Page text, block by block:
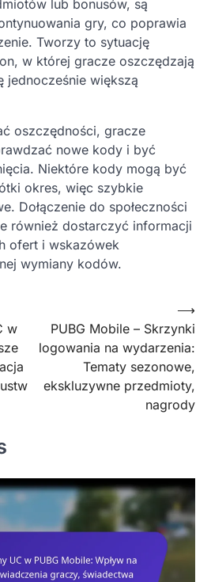
lub bonusów, są
gry, co poprawia
Tworzy to sytuację
w której gracze oszczędzają
jednocześnie większą
oszczędności, gracze
nowe kody i być
Niektóre kody mogą być
okres, więc szybkie
Dołączenie do społeczności
również dostarczyć informacji
ofert i wskazówek
wymiany kodów.
w
PUBG Mobile – Skrzynki
logowania na wydarzenia:
Tematy sezonowe,
ekskluzywne przedmioty,
nagrody
⟶